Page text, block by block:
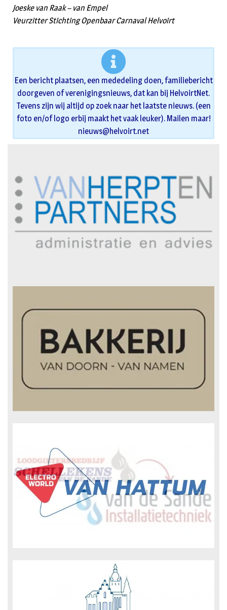
Joeske van Raak – van Empel
Veurzitter Stichting Openbaar Carnaval Helvoirt
Een bericht plaatsen, een mededeling doen, familiebericht
doorgeven of verenigingsnieuws, dat kan bij HelvoirtNet.
Tevens zijn wij altijd op zoek naar het laatste nieuws. (een
foto en/of logo erbij maakt het vaak leuker). Mailen maar!
nieuws@helvoirt.net